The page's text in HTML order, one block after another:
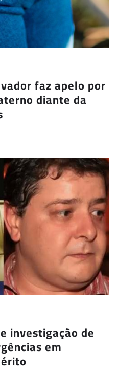
faz apelo por
diante da
investigação de
em